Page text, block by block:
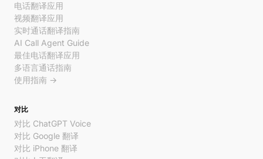
电话翻译应用
视频翻译应用
实时通话翻译指南
AI Call Agent Guide
最佳电话翻译应用
多语言通话指南
使用指南 →
对比
对比 ChatGPT Voice
对比 Google 翻译
对比 iPhone 翻译